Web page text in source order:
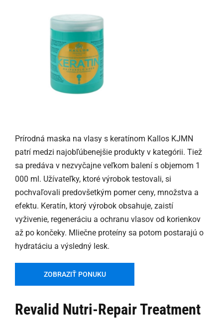
Prírodná maska na vlasy s keratínom Kallos KJMN
patrí medzi najobľúbenejšie produkty v kategórii. Tiež
sa predáva v nezvyčajne veľkom balení s objemom 1
000 ml. Užívateľky, ktoré výrobok testovali, si
pochvaľovali predovšetkým pomer ceny, množstva a
efektu. Keratín, ktorý výrobok obsahuje, zaistí
vyživenie, regeneráciu a ochranu vlasov od korienkov
až po končeky. Mliečne proteíny sa potom postarajú o
hydratáciu a výsledný lesk.
ZOBRAZIŤ PONUKU
Revalid Nutri-Repair Treatment